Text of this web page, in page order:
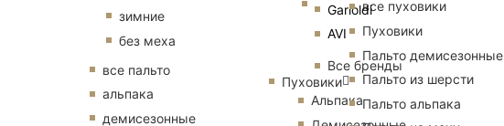
Garioldi
AVI
Все бренды
Альпака
зимние
без меха
все пальто
альпака
демисезонные
Пуховики
все пуховики
Пуховики
Пальто демисезонные
Пальто из шерсти
Пальто альпака